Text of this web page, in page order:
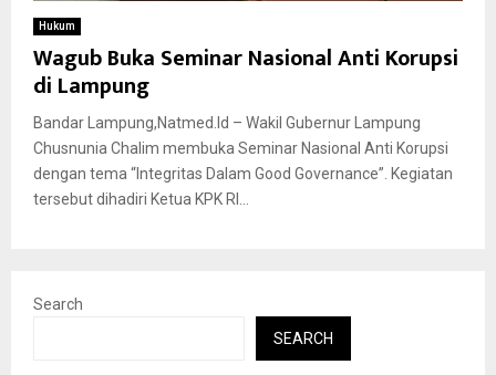
Hukum
Wagub Buka Seminar Nasional Anti Korupsi
di Lampung
Bandar Lampung,Natmed.Id – Wakil Gubernur Lampung
Chusnunia Chalim membuka Seminar Nasional Anti Korupsi
dengan tema “Integritas Dalam Good Governance”. Kegiatan
tersebut dihadiri Ketua KPK RI...
Search
SEARCH